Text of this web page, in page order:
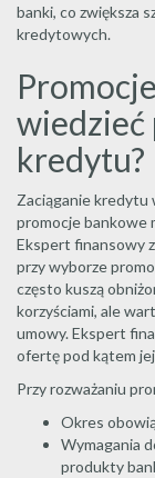
banki, co zwiększa
kredytowych.
wiedzieć
kredytu?
Zaciąganie kredytu
promocje bankowe
Ekspert finansowy
przy wyborze
często kuszą
korzyściami, ale
umowy. Ekspert
ofertę pod kątem
Przy rozważaniu
Okres
Wymagania
produkty